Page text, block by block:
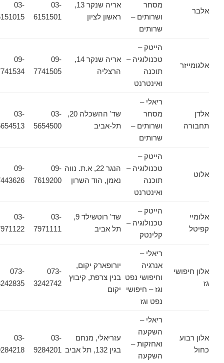
אלבר
מסחר
ושרותים –
שרותים
אריה שנקר 13,
ראשון לציון
03-
6151501
03-
6151015
אלגומייזר
הייטק –
טכנולוגיה –
תוכנה
ואינטרנט
אריה שנקר 14,
הרצליה
09-
7741505
09-
7741534
אלדן
תחבורה
ריאלי –
מסחר
ושרותים –
שרותים
שד' ההשכלה 20,
תל-אביב
03-
5654500
03-
5654513
אלוט
הייטק –
טכנולוגיה –
תוכנה
ואינטרנט
הנגר 22, א.ת. נווה
נאמן, הוד השרון
09-
7619200
09-
7443626
אלומיי
קפיטל
הייטק –
טכנולוגיה –
קלינטק
שד' רוטשילד 9,
תל אביב
03-
7971111
03-
7971122
אלון חיפושי
ריאלי –
אנרגיה
וחיפושי נפט
וגז – חיפושי
נפט וגז
יורופארק יקום,
בנין צרפת, קיבוץ
יקום
073-
3242742
073-
3242835
אלון רבוע
כחול
ריאלי –
השקעה
ואחזקות –
השקעה
עזריאלי, מנחם
בגין 132, תל אביב
03-
9284201
03-
9284218